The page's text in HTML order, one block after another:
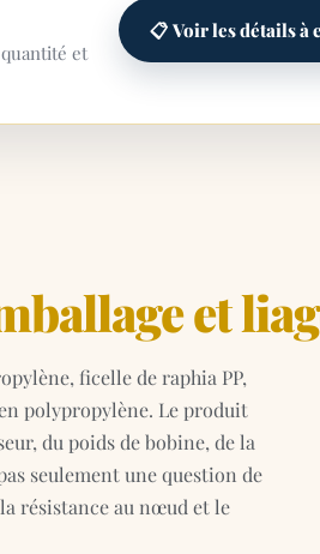
et
📋 Voir les détails à
et
ficelle de raphia PP,
polypropylène. Le produit
du poids de bobine, de la
seulement une question de
résistance au nœud et le